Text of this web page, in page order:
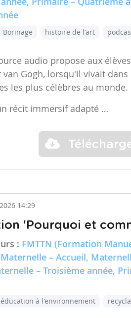
Borinage histoire de l'art
audio propose aux
van Gogh, lorsqu'il vivait
les plus célèbres au monde.
récit immersif adapté …
14:29
'Pourquoi et
: FMTTN (Formation
Maternelle – Accueil,
– Troisième année,
éducation à l'environnement